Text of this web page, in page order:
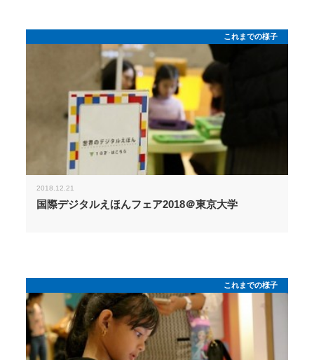
これまでの様子
2018.12.21
国際デジタルえほんフェア2018＠東京大学
これまでの様子